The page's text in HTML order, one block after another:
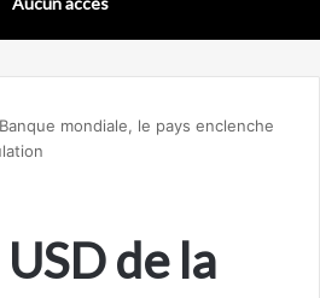
mondiale, le pays enclenche
de la